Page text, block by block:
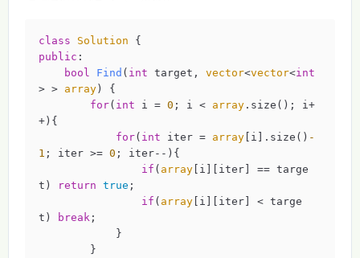
class Solution {
public :
bool
Find ( int target, vector<vector<int
> > array)
{
for( int i = 0 ; i < array.size(); i+
+){
for( int iter = array[i].size() -
1 ; iter >= 0 ; iter--){
if ( array[i][iter] == targe
t)
return true ;
if ( array[i][iter] < targe
t)
break ;
}
}